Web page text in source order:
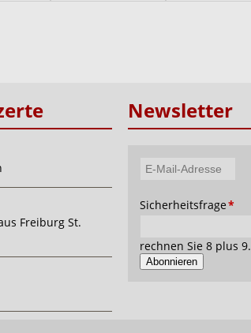
Freiburg St.
Newsletter
Adresse
Pflichtfeld
Sicherheitsfrage*
rechnen Sie 8 plus 9.
Abonnieren